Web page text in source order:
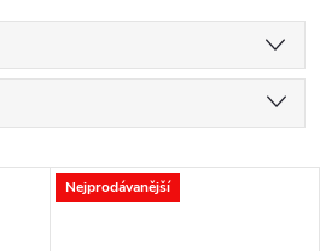
Nejprodávanější